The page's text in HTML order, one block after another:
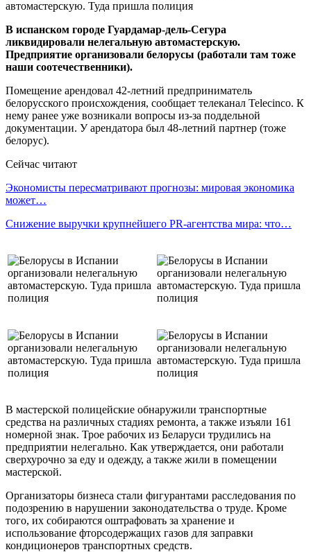
В испанском городе Гуардамар-дель-Сегура
ликвидировали нелегальную автомастерскую.
Предприятие организовали белорусы (работали там тоже
наши соотечественники).
Помещение арендовал 42-летний предприниматель
белорусского происхождения, сообщает телеканал Telecinco. К
нему ранее уже возникали вопросы из-за поддельной
документации. У арендатора был 48-летний партнер (тоже
белорус).
Сейчас читают
Экономисты пересматривают прогнозы: мировая экономика
может…
Снижение выручки крупнейшего PR-агентства мира: что…
В мастерской полицейские обнаружили транспортные
средства на различных стадиях ремонта, а также изъяли 161
номерной знак. Трое рабочих из Беларуси трудились на
предприятии нелегально. Как утверждается, они работали
сверхурочно за еду и одежду, а также жили в помещении
мастерской.
Организаторы бизнеса стали фигурантами расследования по
подозрению в нарушении законодательства о труде. Кроме
того, их собираются оштрафовать за хранение и
использование фторсодержащих газов для заправки
кондиционеров транспортных средств.